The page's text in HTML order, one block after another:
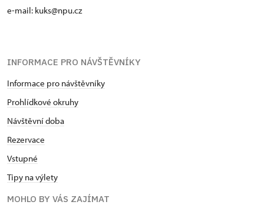
e-mail: kuks@npu.cz
INFORMACE PRO NÁVŠTĚVNÍKY
Informace pro návštěvníky
Prohlídkové okruhy
Návštěvní doba
Rezervace
Vstupné
Tipy na výlety
MOHLO BY VÁS ZAJÍMAT